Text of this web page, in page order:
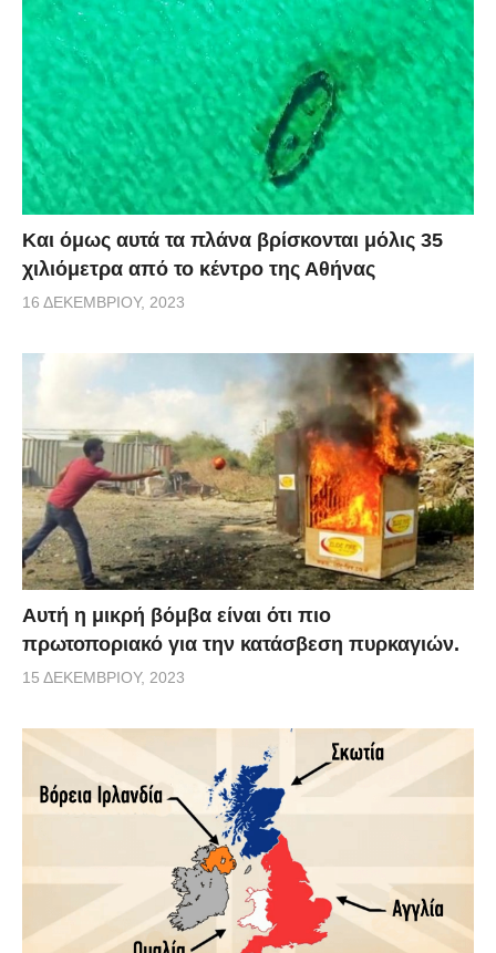
Και όμως αυτά τα πλάνα βρίσκονται μόλις 35
χιλιόμετρα από το κέντρο της Αθήνας
16 ΔΕΚΕΜΒΡΊΟΥ, 2023
Αυτή η μικρή βόμβα είναι ότι πιο
πρωτοποριακό για την κατάσβεση πυρκαγιών.
15 ΔΕΚΕΜΒΡΊΟΥ, 2023